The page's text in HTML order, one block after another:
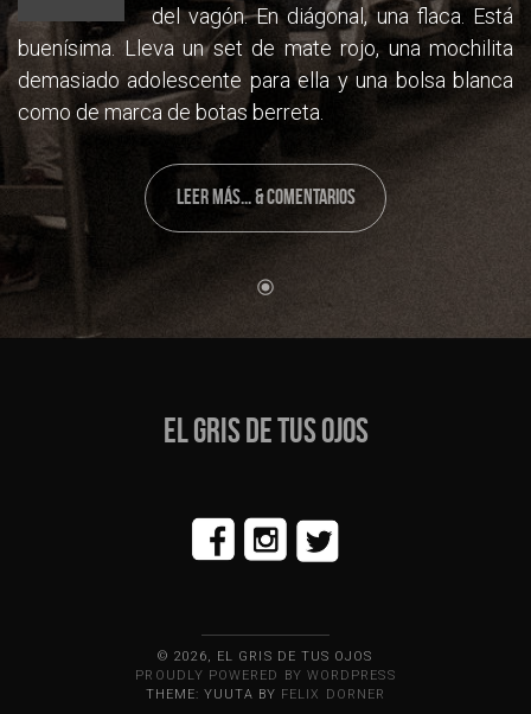
del vagón. En diágonal, una flaca. Está
buenísima. Lleva un set de mate rojo, una mochilita
demasiado adolescente para ella y una bolsa blanca
como de marca de botas berreta.
LEER MÁS... & COMENTARIOS
EL GRIS DE TUS OJOS
© 2026, EL GRIS DE TUS OJOS
PROUDLY POWERED BY WORDPRESS
THEME: YUUTA BY FELIX DORNER